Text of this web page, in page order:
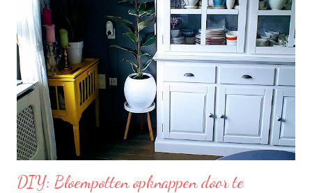
Omega’s 3 & 6 die goed zijn voor hart en bloedvaten. Omega's 3
& 6 zijn meervoudig onverzadigde vetzuren, die het lichaam niet
zelf kan aanmaken. Ze dragen bij tot de instandhouding van een
normaal cholesterolgehalte in het bloed. Becel Dieetolie geeft
een optimale smaak aan uw gerechten, met behoud van de
smaak van uw originele ingrediënten. Naast warme toepassing
l...
DIY: Bloempotten opknappen door te